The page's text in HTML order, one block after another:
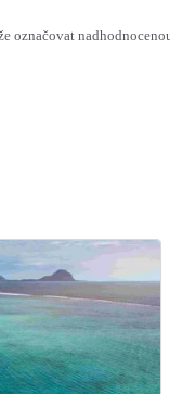
označovat